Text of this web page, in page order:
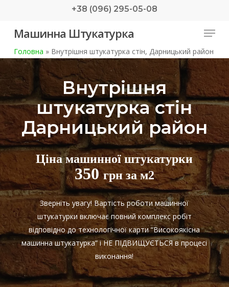
main
+38 (096) 295-05-08
Машинна Штукатурка Menu
Головна »Внутрішня штукатурка стін, Дарницький район
Внутрішня
штукатурка стін
Дарницький район
Ціна машинної штукатурки
350грн за м2
Зверніть увагу! Вартість роботи машинної
штукатурки включає повний комплекс робіт
відповідно до технологічної карти “Високоякісна
машинна штукатурка” і НЕ ПІДВИЩУЄТЬСЯ в процесі
виконання!